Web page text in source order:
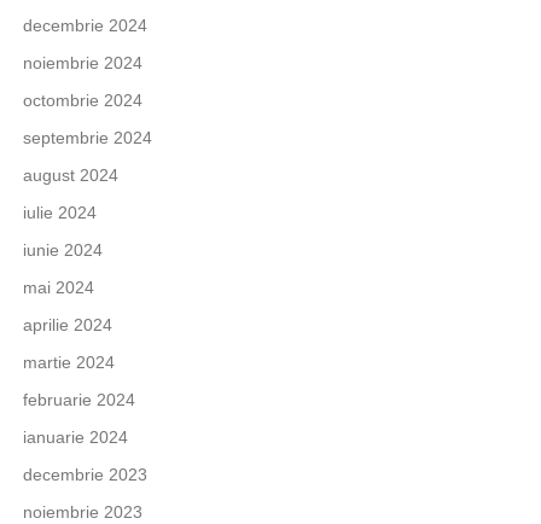
decembrie 2024
noiembrie 2024
octombrie 2024
septembrie 2024
august 2024
iulie 2024
iunie 2024
mai 2024
aprilie 2024
martie 2024
februarie 2024
ianuarie 2024
decembrie 2023
noiembrie 2023